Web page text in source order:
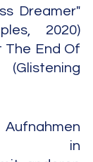
Dreamer"
2020)
The End Of
in